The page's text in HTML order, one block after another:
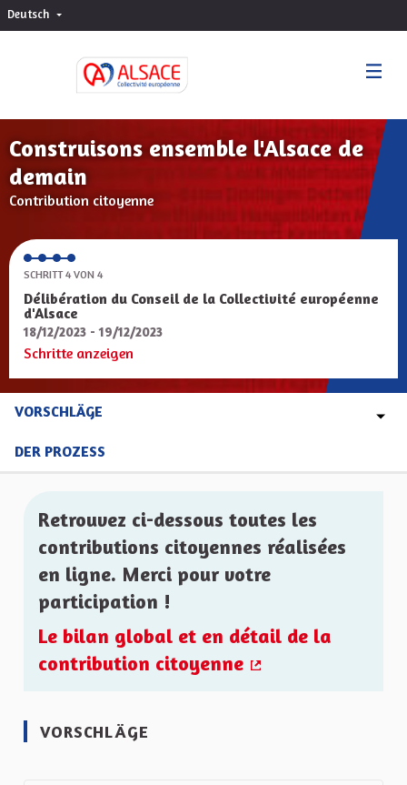
Deutsch Choisir la langue
Construisons ensemble l'Alsace de
demain
Contribution citoyenne
SCHRITT 4 VON 4
Délibération du Conseil de la Collectivité européenne
d'Alsace
18/12/2023 - 19/12/2023
Schritte anzeigen
VORSCHLÄGE
DER PROZESS
Retrouvez ci-dessous toutes les
contributions citoyennes réalisées
en ligne. Merci pour votre
participation !
Le bilan global et en détail de la
contribution citoyenne
VORSCHLÄGE